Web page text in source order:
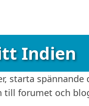
Indien
starta
till forumet och